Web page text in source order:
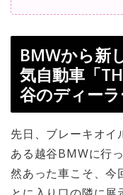
BMWから新
気自動車「
谷のディー
先日、ブレーキオイ
ある越谷BMWに行
然あった車こそ、今